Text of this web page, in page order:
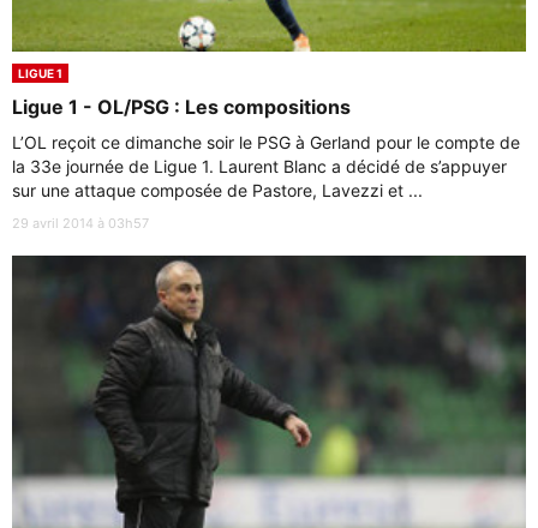
LIGUE 1
Ligue 1 - OL/PSG : Les compositions
L’OL reçoit ce dimanche soir le PSG à Gerland pour le compte de
la 33e journée de Ligue 1. Laurent Blanc a décidé de s’appuyer
sur une attaque composée de Pastore, Lavezzi et ...
29 avril 2014 à 03h57